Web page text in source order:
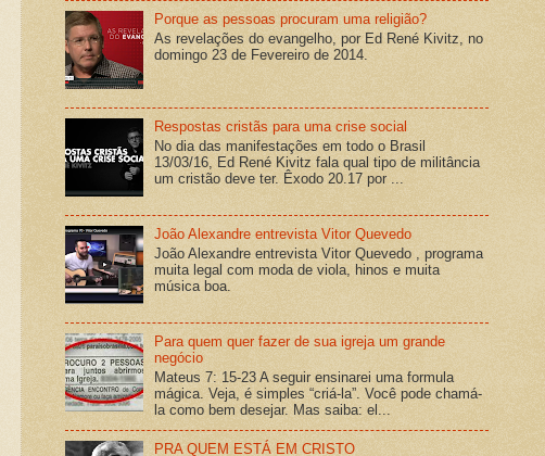
Porque as pessoas procuram uma religião?
As revelações do evangelho, por Ed René Kivitz, no
domingo 23 de Fevereiro de 2014.
Respostas cristãs para uma crise social
No dia das manifestações em todo o Brasil
13/03/16, Ed René Kivitz fala qual tipo de militância
um cristão deve ter. Êxodo 20.17 por ...
João Alexandre entrevista Vitor Quevedo
João Alexandre entrevista Vitor Quevedo , programa
muita legal com moda de viola, hinos e muita
música boa.
Para quem quer fazer de sua igreja um grande
negócio
Mateus 7: 15-23 A seguir ensinarei uma formula
mágica. Veja, é simples “criá-la”. Você pode chamá-
la como bem desejar. Mas saiba: el...
PRA QUEM ESTÁ EM CRISTO